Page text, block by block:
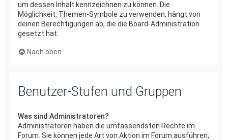
um dessen Inhalt kennzeichnen zu können. Die
Möglichkeit, Themen-Symbole zu verwenden, hängt von
deinen Berechtigungen ab, die die Board-Administration
gesetzt hat.
Nach oben
Benutzer-Stufen und Gruppen
Was sind Administratoren?
Administratoren haben die umfassendsten Rechte im
Forum. Sie können jede Art von Aktion im Forum ausführen;